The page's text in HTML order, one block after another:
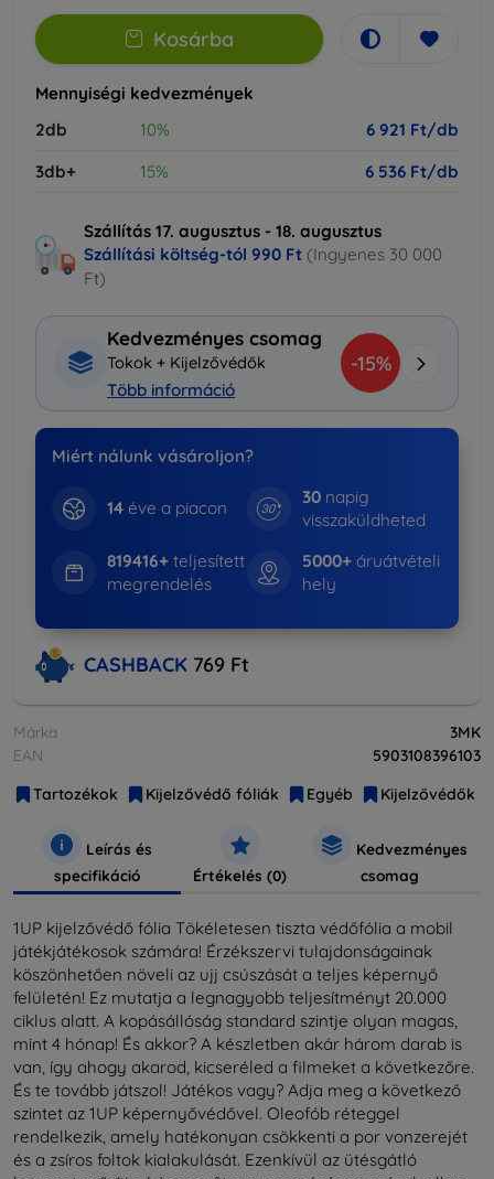
Kosárba
Mennyiségi kedvezmények
2db
10%
6 921 Ft/db
3db+
15% 6 536 Ft/db
Szállítás 17. augusztus - 18. augusztus
Szállítási költség-tól 990 Ft (Ingyenes 30 000
Ft)
Kedvezményes csomag
Tokok + Kijelzővédők
Több információ
-15%
Miért nálunk vásároljon?
14éve a piacon
30 napig
visszaküldheted
819416+teljesített
megrendelés
5000+ áruátvételi
hely
CASHBACK 769 Ft
Márka
3MK
EAN
5903108396103
Tartozékok
Kijelzővédő fóliák Egyéb Kijelzővédők
Leírás és
specifikáció
Értékelés (0)
Kedvezményes
csomag
1UP kijelzővédő fólia Tökéletesen tiszta védőfólia a mobil
játékjátékosok számára! Érzékszervi tulajdonságainak
köszönhetően növeli az ujj csúszását a teljes képernyő
felületén! Ez mutatja a legnagyobb teljesítményt 20.000
ciklus alatt. A kopásállóság standard szintje olyan magas,
mint 4 hónap! És akkor? A készletben akár három darab is
van, így ahogy akarod, kicseréled a filmeket a következőre.
És te tovább játszol! Játékos vagy? Adja meg a következő
szintet az 1UP képernyővédővel. Oleofób réteggel
rendelkezik, amely hatékonyan csökkenti a por vonzerejét
és a zsíros foltok kialakulását. Ezenkívül az ütésgátló